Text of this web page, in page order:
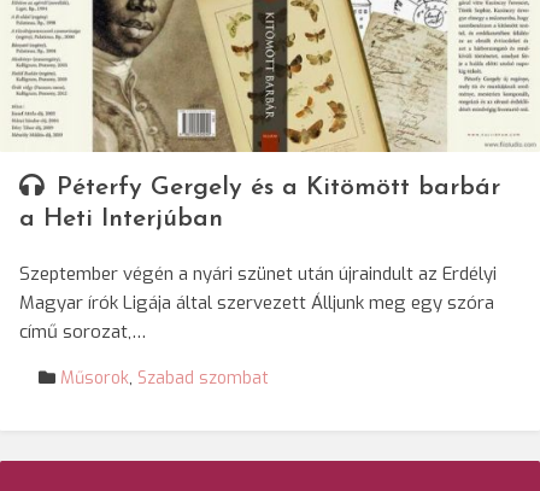
Péterfy Gergely és a Kitömött barbár
a Heti Interjúban
Szeptember végén a nyári szünet után újraindult az Erdélyi
Magyar írók Ligája által szervezett Álljunk meg egy szóra
című sorozat,…
Műsorok, Szabad szombat